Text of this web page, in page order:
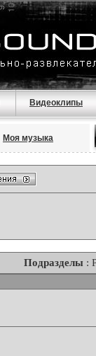
Видеоклипы
Моя музыка
Подразделы :